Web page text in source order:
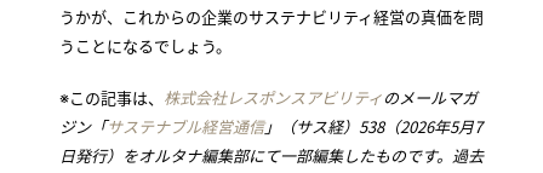
うかが、これからの企業のサステナビリティ経営の真価を問
うことになるでしょう。
※この記事は、 株式会社レスポンスアビリティのメールマガ
ジン「サステナブル経営通信」（サス経）538（2026年5月7
日発行）をオルタナ編集部にて一部編集したものです。過去